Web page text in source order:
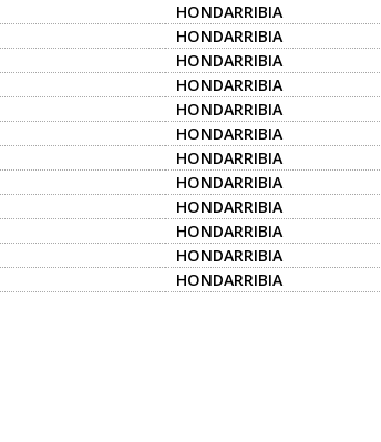
HONDARRIBIA
HONDARRIBIA
HONDARRIBIA
HONDARRIBIA
HONDARRIBIA
HONDARRIBIA
HONDARRIBIA
HONDARRIBIA
HONDARRIBIA
HONDARRIBIA
HONDARRIBIA
HONDARRIBIA